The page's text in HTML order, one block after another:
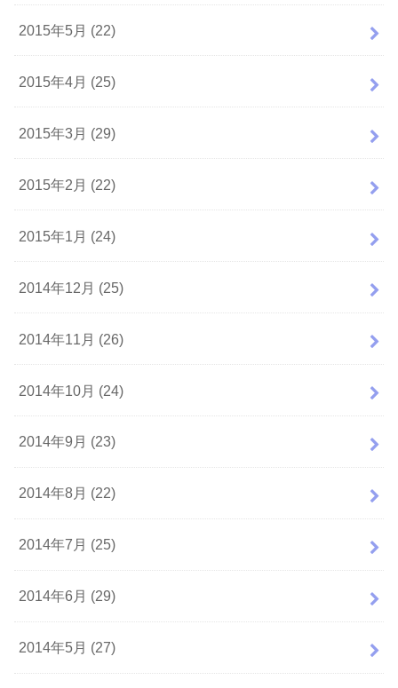
2015年5月 (22)
2015年4月 (25)
2015年3月 (29)
2015年2月 (22)
2015年1月 (24)
2014年12月 (25)
2014年11月 (26)
2014年10月 (24)
2014年9月 (23)
2014年8月 (22)
2014年7月 (25)
2014年6月 (29)
2014年5月 (27)